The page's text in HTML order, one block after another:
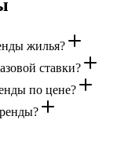
жилья?
ставки?
по цене?